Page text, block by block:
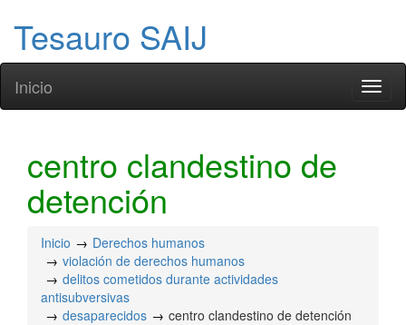
Tesauro SAIJ
Inicio
centro clandestino de
detención
Inicio
Derechos humanos
violación de derechos humanos
delitos cometidos durante actividades
antisubversivas
desaparecidos
centro clandestino de detención